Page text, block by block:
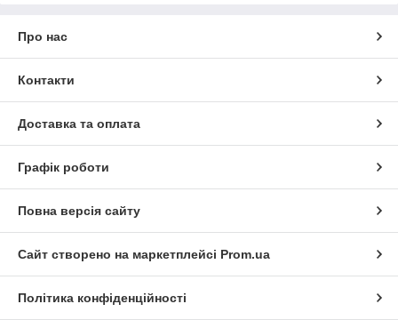
Про нас
Контакти
Доставка та оплата
Графік роботи
Повна версія сайту
Сайт створено на маркетплейсі Prom.ua
Політика конфіденційності